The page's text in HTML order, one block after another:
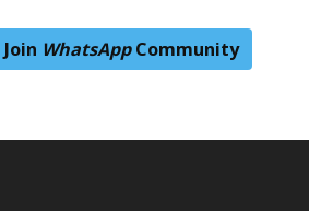
Join WhatsAppCommunity